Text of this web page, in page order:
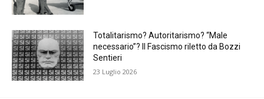
Totalitarismo? Autoritarismo? “Male
necessario”? Il Fascismo riletto da Bozzi
Sentieri
23 Luglio 2026